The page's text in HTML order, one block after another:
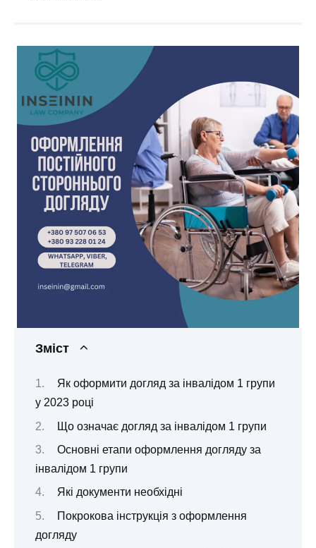
Зміст
Як оформити догляд за інвалідом 1 групи
у 2023 році
Що означає догляд за інвалідом 1 групи
Основні етапи оформлення догляду за
інвалідом 1 групи
Які документи необхідні
Покрокова інструкція з оформлення
догляду